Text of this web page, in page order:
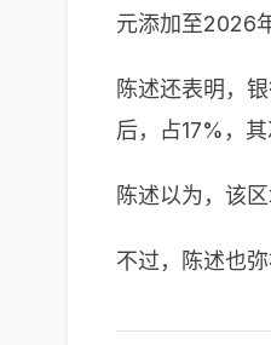
元添加至2026
陈述还表明，
后，占17%，其
陈述以为，该
不过，陈述也